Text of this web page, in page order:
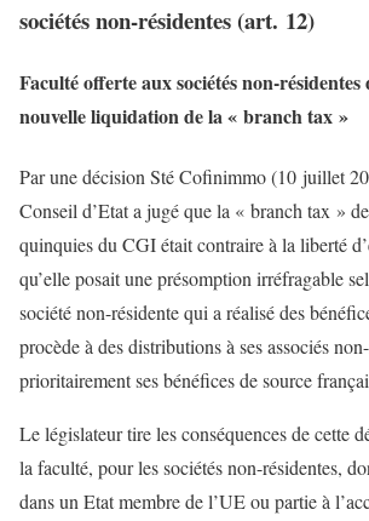
sociétés non-résidentes (art. 12)
Faculté offerte aux sociétés non-
nouvelle liquidation de la « branch tax »
Par une décision Sté Cofinimmo (10 juillet
Conseil d’Etat a jugé que la « branch tax »
quinquies du CGI était contraire à la liberté
qu’elle posait une présomption irréfragable
société non-résidente qui a réalisé des
procède à des distributions à ses associés
prioritairement ses bénéfices de source
Le législateur tire les conséquences de cette
la faculté, pour les sociétés non-résidentes,
dans un Etat membre de l’UE ou partie à